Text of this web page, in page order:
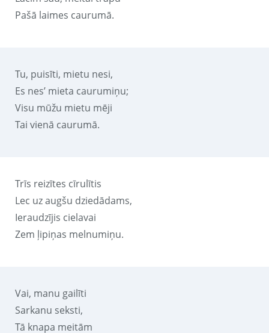
Pašā laimes caurumā.
Tu, puisīti, mietu nesi,
Es nes’ mieta caurumiņu;
Visu mūžu mietu mēji
Tai vienā caurumā.
Trīs reizītes cīrulītis
Lec uz augšu dziedādams,
Ieraudzījis cielavai
Zem ļipiņas melnumiņu.
Vai, manu gailīti
Sarkanu seksti,
Tā knapa meitām